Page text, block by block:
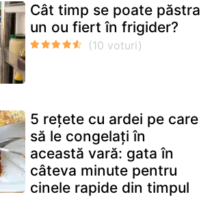
Cât timp se poate păstra
un ou fiert în frigider?
5 rețete cu ardei pe care
să le congelați în
această vară: gata în
câteva minute pentru
cinele rapide din timpul